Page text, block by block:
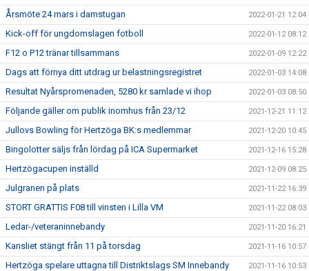
Årsmöte 24 mars i damstugan 2022-01-21 12:04
Kick-off för ungdomslagen fotboll 2022-01-12 08:12
F12 o P12 tränar tillsammans 2022-01-09 12:22
Dags att förnya ditt utdrag ur belastningsregistret 2022-01-03 14:08
Resultat Nyårspromenaden, 5280 kr samlade vi ihop 2022-01-03 08:50
Följande gäller om publik inomhus från 23/12 2021-12-21 11:12
Jullovs Bowling för Hertzöga BK:s medlemmar 2021-12-20 10:45
Bingolotter säljs från lördag på ICA Supermarket 2021-12-16 15:28
Hertzögacupen inställd 2021-12-09 08:25
Julgranen på plats 2021-11-22 16:39
STORT GRATTIS F08 till vinsten i Lilla VM 2021-11-22 08:03
Ledar-/veteraninnebandy 2021-11-20 16:21
Kansliet stängt från 11 på torsdag 2021-11-16 10:57
Hertzöga spelare uttagna till Distriktslags SM Innebandy 2021-11-16 10:53